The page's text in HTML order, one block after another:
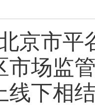
京市平
市场监
线下相